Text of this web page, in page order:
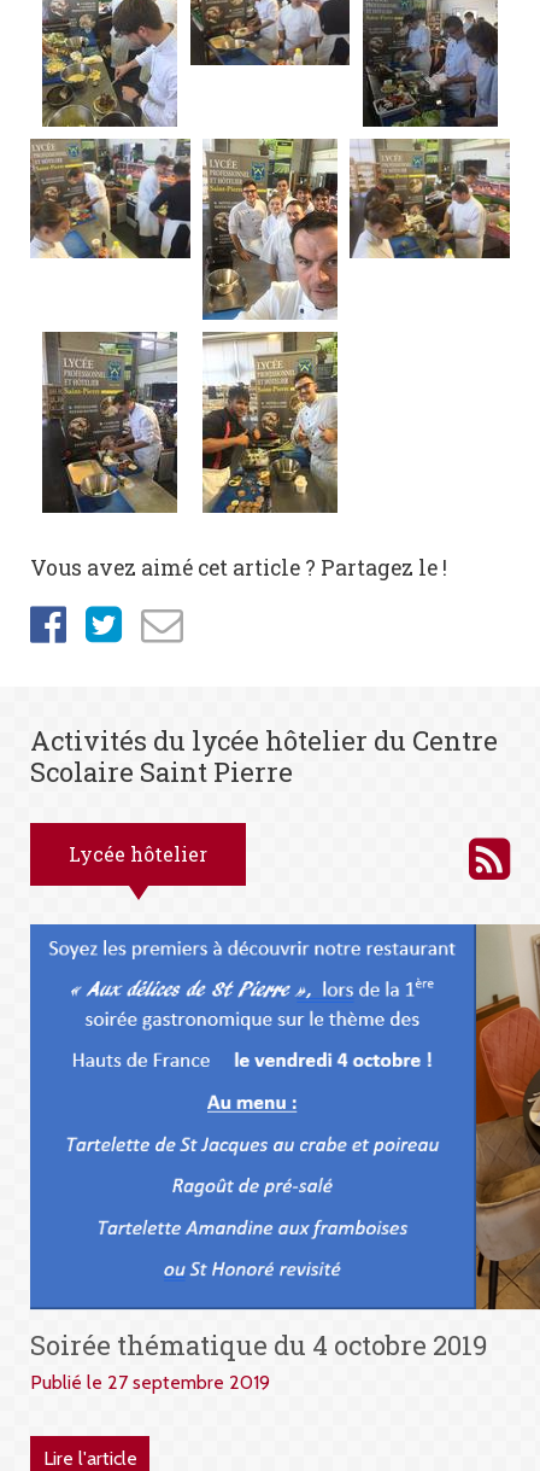
Vous avez aimé cet article ? Partagez le !
Activités du lycée hôtelier du Centre
Scolaire Saint Pierre
Lycée hôtelier
Soirée thématique du 4 octobre 2019
Publié le 27 septembre 2019
Lire l'article